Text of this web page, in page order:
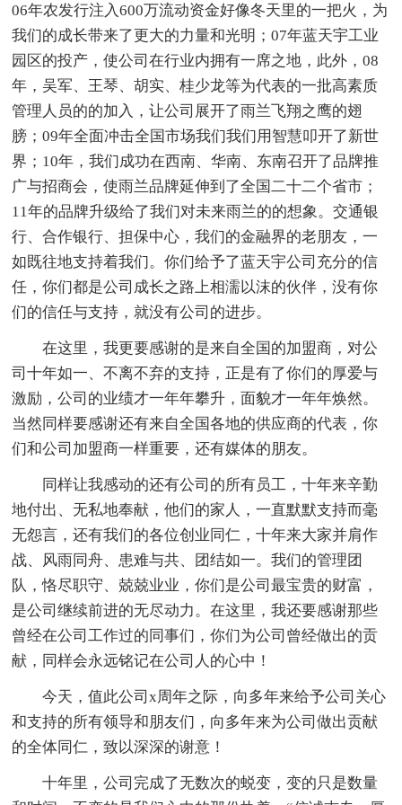
06年农发行注入600万流动资金好像冬天里的一把火，为
我们的成长带来了更大的力量和光明；07年蓝天宇工业
园区的投产，使公司在行业内拥有一席之地，此外，08
年，吴军、王琴、胡实、桂少龙等为代表的一批高素质
管理人员的的加入，让公司展开了雨兰飞翔之鹰的翅
膀；09年全面冲击全国市场我们我们用智慧叩开了新世
界；10年，我们成功在西南、华南、东南召开了品牌推
广与招商会，使雨兰品牌延伸到了全国二十二个省市；
11年的品牌升级给了我们对未来雨兰的的想象。交通银
行、合作银行、担保中心，我们的金融界的老朋友，一
如既往地支持着我们。你们给予了蓝天宇公司充分的信
任，你们都是公司成长之路上相濡以沫的伙伴，没有你
们的信任与支持，就没有公司的进步。
在这里，我更要感谢的是来自全国的加盟商，对公
司十年如一、不离不弃的支持，正是有了你们的厚爱与
激励，公司的业绩才一年年攀升，面貌才一年年焕然。
当然同样要感谢还有来自全国各地的供应商的代表，你
们和公司加盟商一样重要，还有媒体的朋友。
同样让我感动的还有公司的所有员工，十年来辛勤
地付出、无私地奉献，他们的家人，一直默默支持而毫
无怨言，还有我们的各位创业同仁，十年来大家并肩作
战、风雨同舟、患难与共、团结如一。我们的管理团
队，恪尽职守、兢兢业业，你们是公司最宝贵的财富，
是公司继续前进的无尽动力。在这里，我还要感谢那些
曾经在公司工作过的同事们，你们为公司曾经做出的贡
献，同样会永远铭记在公司人的心中！
今天，值此公司x周年之际，向多年来给予公司关心
和支持的所有领导和朋友们，向多年来为公司做出贡献
的全体同仁，致以深深的谢意！
十年里，公司完成了无数次的蜕变，变的只是数量